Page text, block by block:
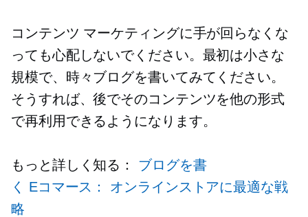
コンテンツ マーケティングに手が回らなくな
っても心配しないでください。最初は小さな
規模で、時々ブログを書いてみてください。
そうすれば、後でそのコンテンツを他の形式
で再利用できるようになります。
もっと詳しく知る： ブログを書
く Eコマース：
オンラインストアに最適な戦
略